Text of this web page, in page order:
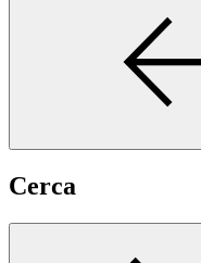
Cerca